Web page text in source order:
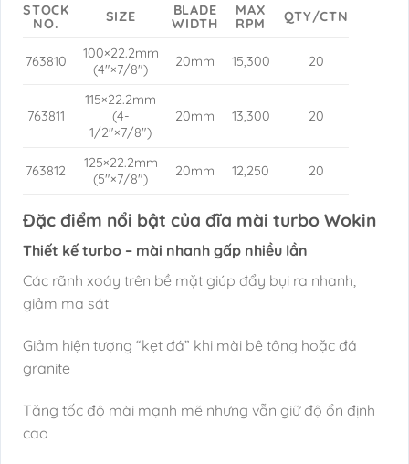
STOCK
NO.
SIZE
BLADE
WIDTH
MAX
RPM
QTY/CTN
763810
100×22.2mm
(4″×7/8″)
20mm 15,300 20
763811
115×22.2mm
(4-
1/2″×7/8″)
20mm 13,300 20
763812
125×22.2mm
(5″×7/8″)
20mm 12,250 20
Đặc điểm nổi bật của đĩa mài turbo Wokin
Thiết kế turbo – mài nhanh gấp nhiều lần
Các rãnh xoáy trên bề mặt giúp đẩy bụi ra nhanh,
giảm ma sát
Giảm hiện tượng “kẹt đá” khi mài bê tông hoặc đá
granite
Tăng tốc độ mài mạnh mẽ nhưng vẫn giữ độ ổn định
cao